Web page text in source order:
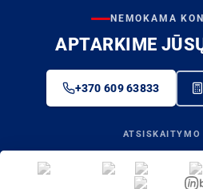
NEMOKAMA
APTARKIME
+370 609 63833
ATSISKAITYMO